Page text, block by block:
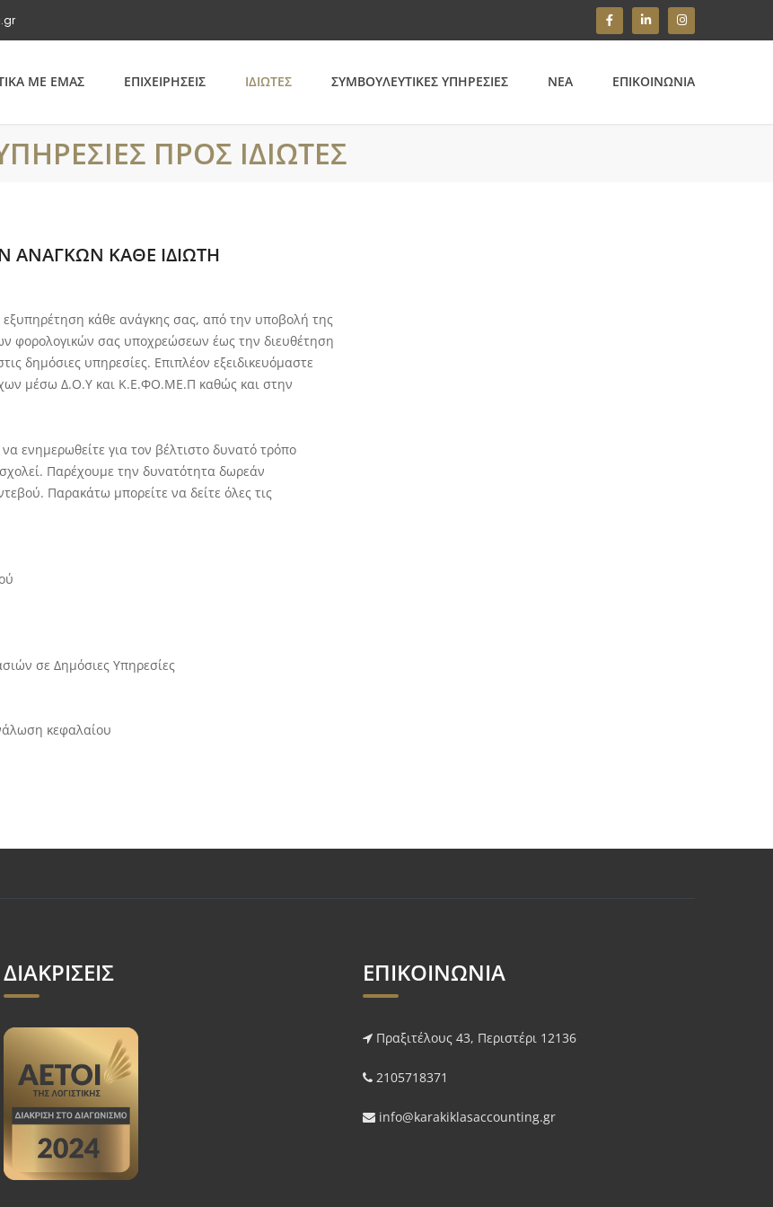
ΜΕ ΕΜΑΣ ΕΠΙΧΕΙΡΗΣΕΙΣ ΙΔΙΩΤΕΣ ΣΥΜΒΟΥΛΕΥΤΙΚΕΣ ΥΠΗΡΕΣΙΕΣ ΝΕΑ ΕΠΙΚΟΙΝΩΝΙΑ
ΠΡΟΣ ΙΔΙΩΤΕΣ
ΑΝΑΓΚΩΝ ΚΑΘΕ ΙΔΙΩΤΗ
κάθε ανάγκης σας, από την υποβολή της
φορολογικών σας υποχρεώσεων έως την διευθέτηση
δημόσιες υπηρεσίες. Επιπλέον εξειδικευόμαστε
μέσω Δ.Ο.Υ και Κ.Ε.ΦΟ.ΜΕ.Π καθώς και στην
ενημερωθείτε για τον βέλτιστο δυνατό τρόπο
Παρέχουμε την δυνατότητα δωρεάν
Παρακάτω μπορείτε να δείτε όλες τις
σε Δημόσιες Υπηρεσίες
κεφαλαίου
ΔΙΑΚΡΙΣΕΙΣ ΕΠΙΚΟΙΝΩΝΙΑ
Πραξιτέλους 43, Περιστέρι 12136
2105718371
info@karakiklasaccounting.gr